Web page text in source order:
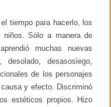
tiempo para hacerlo, los
Sólo a manera de
muchas nuevas
desasosiego,
de los personajes
y efecto. Discriminó
estéticos propios. Hizo